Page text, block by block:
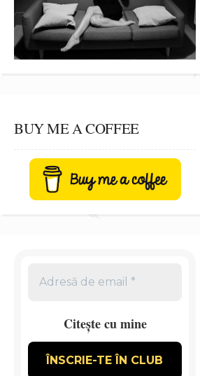
BUY ME A COFFEE
Citește cu mine